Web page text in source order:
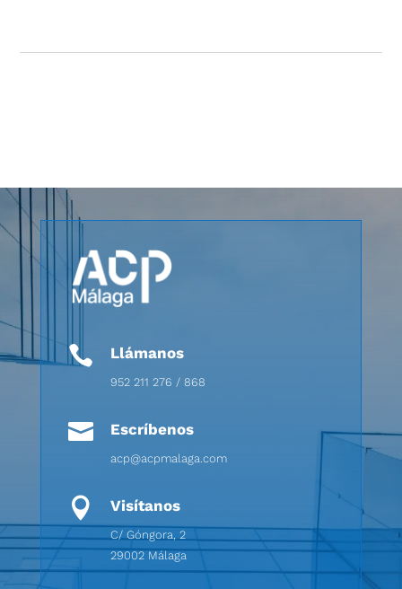
 Llámanos
952 211 276 / 868
 Escríbenos
acp@acpmalaga.com
 Visítanos
C/ Góngora, 2
29002 Málaga